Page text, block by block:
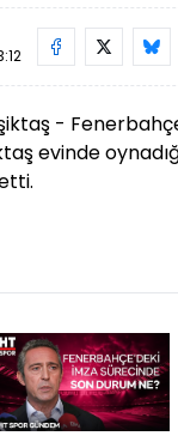
-
evinde